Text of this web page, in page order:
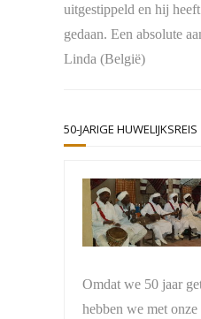
uitgestippeld en hij
gedaan. Een absolute
Linda (België)
50-JARIGE HUWELIJKSREIS
Omdat we 50 jaar
hebben we met